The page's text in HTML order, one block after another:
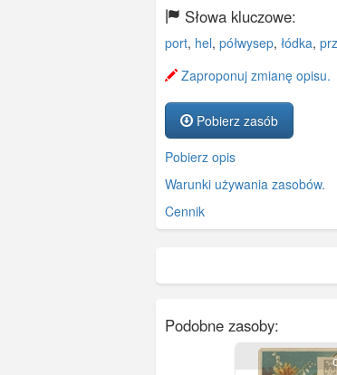
Słowa kluczowe:
port, hel, półwysep, łódka,
Zaproponuj zmianę opisu.
Pobierz zasób
Pobierz opis
Warunki używania zasobów.
Cennik
Podobne zasoby: